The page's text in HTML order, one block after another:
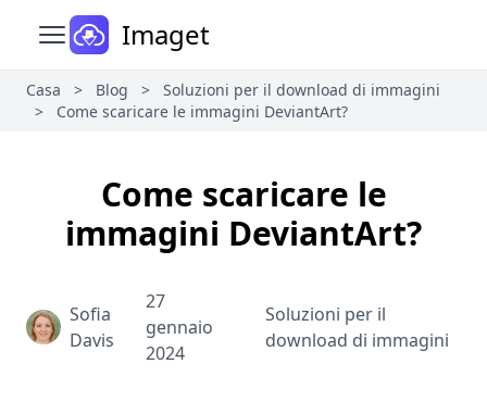
Apri il menu principale
Imaget
Casa > Blog >
Soluzioni per il download di immagini
>
Come scaricare le immagini DeviantArt?
Come scaricare le
immagini DeviantArt?
Sofia
Davis
27
gennaio
2024
Soluzioni per il
download di immagini